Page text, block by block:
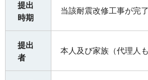
提出
時期
当該耐震改修工事が完
提出
者
本人及び家族（代理人も